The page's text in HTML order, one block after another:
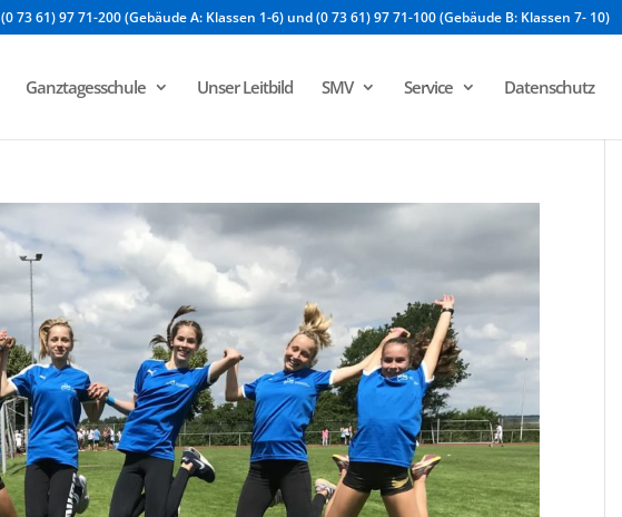
(0 73 61) 97 71-200 (Gebäude A: Klassen 1-6) und (0 73 61) 97 71-100 (Gebäude B: Klassen 7- 10)
Ganztagesschule Unser Leitbild SMV Service Datenschutz